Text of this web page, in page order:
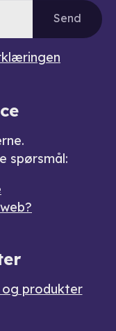
Send
spørsmål:
produkter